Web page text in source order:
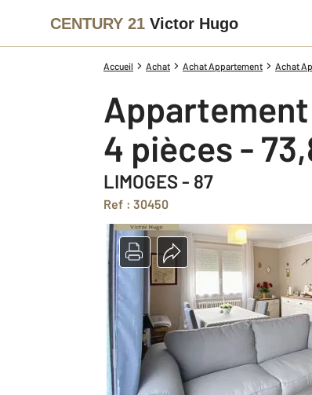
CENTURY 21 Victor Hugo
Accueil Achat Achat Appartement Achat
4 pièces -
LIMOGES - 87
Ref : 30450